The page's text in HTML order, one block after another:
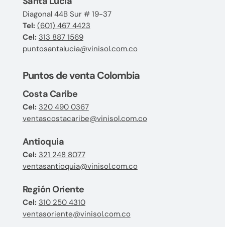
Diagonal 44B Sur # 19-37
Tel: (601) 467 4423
Cel: 313 887 1569
puntosantalucia@vinisol.com.co
Puntos de venta Colombia
Costa Caribe
Cel: 320 490 0367
ventascostacaribe@vinisol.com.co
Antioquia
Cel: 321 248 8077
ventasantioquia@vinisol.com.co
Región Oriente
Cel: 310 250 4310
ventasoriente@vinisol.com.co